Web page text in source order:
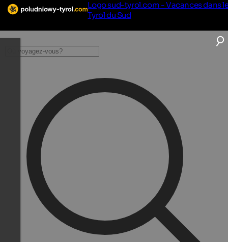
Logo sud-tyrol.com - Vacances dans
Tyrol du Sud